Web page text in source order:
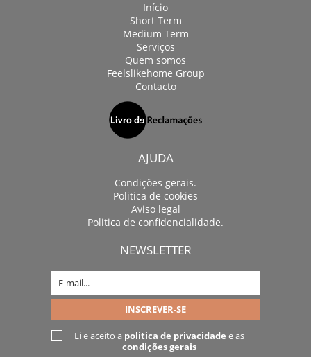
Início
Short Term
Medium Term
Serviços
Quem somos
Feelslikehome Group
Contacto
AJUDA
Condições gerais.
Politica de cookies
Aviso legal
Politica de confidencialidade.
NEWSLETTER
Li e aceito a politica de privacidade e as
condições gerais